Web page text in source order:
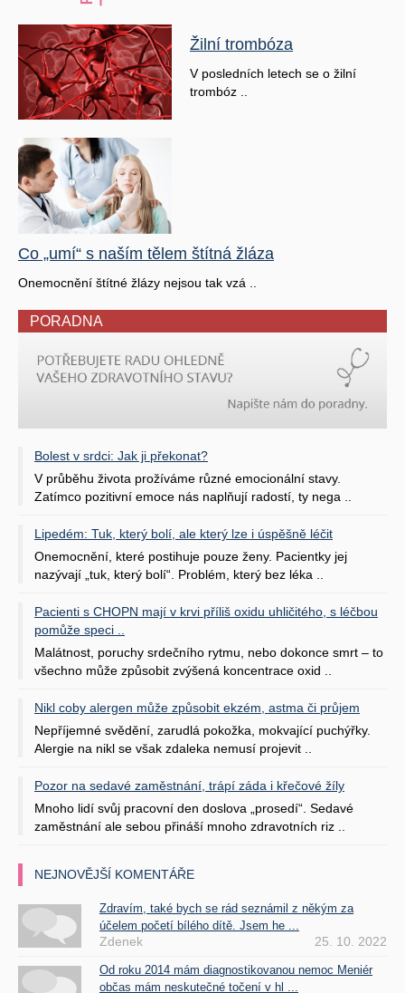
Žilní trombóza
V posledních letech se o žilní
trombóz ..
Co „umí“ s naším tělem štítná žláza
Onemocnění štítné žlázy nejsou tak vzá ..
PORADNA
Bolest v srdci: Jak ji překonat?
V průběhu života prožíváme různé emocionální stavy.
Zatímco pozitivní emoce nás naplňují radostí, ty nega ..
Lipedém: Tuk, který bolí, ale který lze i úspěšně léčit
Onemocnění, které postihuje pouze ženy. Pacientky jej
nazývají „tuk, který bolí“. Problém, který bez léka ..
Pacienti s CHOPN mají v krvi příliš oxidu uhličitého, s léčbou
pomůže speci ..
Malátnost, poruchy srdečního rytmu, nebo dokonce smrt – to
všechno může způsobit zvýšená koncentrace oxid ..
Nikl coby alergen může způsobit ekzém, astma či průjem
Nepříjemné svědění, zarudlá pokožka, mokvající puchýřky.
Alergie na nikl se však zdaleka nemusí projevit ..
Pozor na sedavé zaměstnání, trápí záda i křečové žíly
Mnoho lidí svůj pracovní den doslova „prosedí“. Sedavé
zaměstnání ale sebou přináší mnoho zdravotních riz ..
NEJNOVĚJŠÍ KOMENTÁŘE
Zdravím, také bych se rád seznámil z někým za
účelem početí bílého dítě. Jsem he ...
Zdenek 25. 10. 2022
Od roku 2014 mám diagnostikovanou nemoc Meniér
občas mám neskutečné točení v hl ...